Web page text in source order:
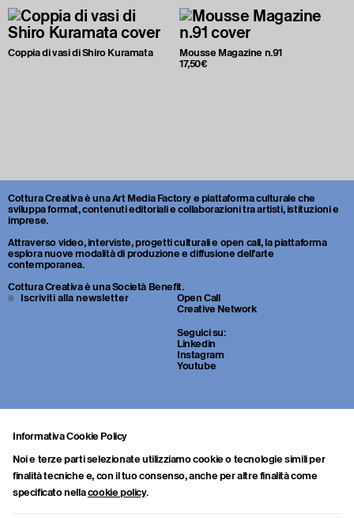
Informativa Cookie Policy
Noi e terze parti selezionate utilizziamo cookie o tecnologie simili per
finalità tecniche e, con il tuo consenso, anche per altre finalità come
specificato nellacookie policy.
Coppia di vasi di Shiro Kuramata Mousse Magazine n.91
17,50€
Cottura Creativa è una Art Media Factory e piattaforma culturale che
sviluppa format, contenuti editoriali e collaborazioni tra artisti, istituzioni e
imprese.
Attraverso video, interviste, progetti culturali e open call, la piattaforma
esplora nuove modalità di produzione e diffusione dell’arte
contemporanea.
Cottura Creativa è una Società Benefit.
portfolio, CV e una breve lettera di presentazione a:
Open Call
Creative Network
Seguici su:
Linkedin
Instagram
Youtube
Iscriviti alla newsletter